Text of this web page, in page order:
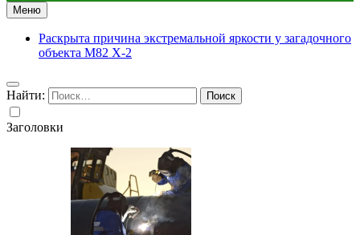
Меню
Раскрыта причина экстремальной яркости у загадочного
объекта M82 X-2
Найти:
Заголовки